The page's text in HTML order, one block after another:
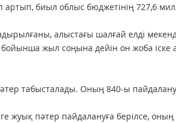
биыл облыс бюджетінің 727,6
алыстағы шалғай елді
жыл соңына дейін он жоба іске
табысталады. Оның 840-ы
жуық пәтер пайдалануға берілсе,